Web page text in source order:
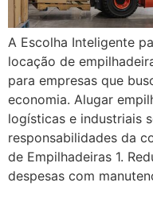
A Escolha Inteligente
locação de
para empresas que
economia. Alugar
logísticas e industriais
responsabilidades da
de Empilhadeiras 1.
despesas com